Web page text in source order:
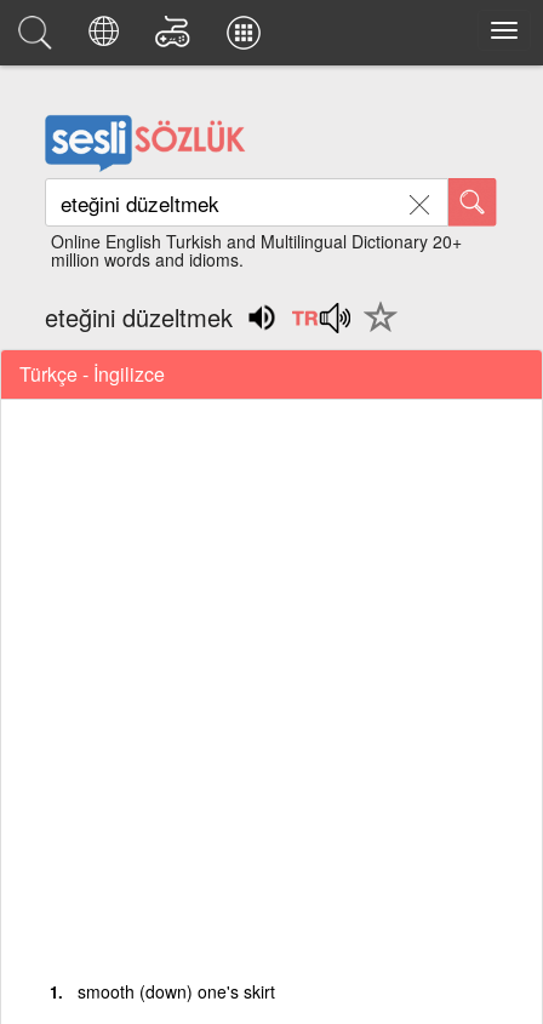
Online English Turkish and Multilingual Dictionary 20+
million words and idioms.
eteğini düzeltmek
Türkçe - İngilizce
smooth (down) one's skirt